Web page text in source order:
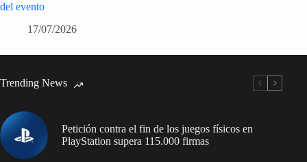
del evento
17/07/2026
Trending News
Petición contra el fin de los juegos físicos en
PlayStation supera 115.000 firmas